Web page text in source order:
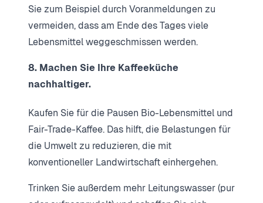
Sie zum Beispiel durch Voranmeldungen zu
vermeiden, dass am Ende des Tages viele
Lebensmittel weggeschmissen werden.
8. Machen Sie Ihre Kaffeeküche
nachhaltiger.
Kaufen Sie für die Pausen Bio-Lebensmittel und
Fair-Trade-Kaffee. Das hilft, die Belastungen für
die Umwelt zu reduzieren, die mit
konventioneller Landwirtschaft einhergehen.
Trinken Sie außerdem mehr Leitungswasser (pur